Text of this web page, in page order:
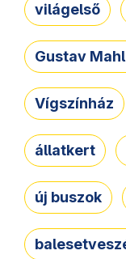
világelső
Gustav
Vígszínház
állatkert
új buszok